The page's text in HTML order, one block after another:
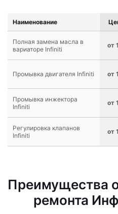
Наименование
Полная замена масла в
вариаторе Infiniti
от
Промывка двигателя Infiniti от
Промывка инжектора
Infiniti
от
Регулировка клапанов
Infiniti
от
Преимущества
ремонта